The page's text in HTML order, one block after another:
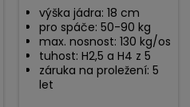
výška jádra: 18 cm
pro spáče: 50-90 kg
max. nosnost: 130 kg/os
tuhost: H2,5 a H4 z 5
záruka na proležení: 5
let